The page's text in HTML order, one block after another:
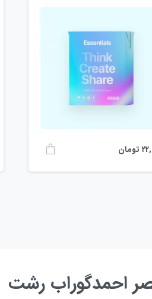
تومان
احمدگوراب رشت